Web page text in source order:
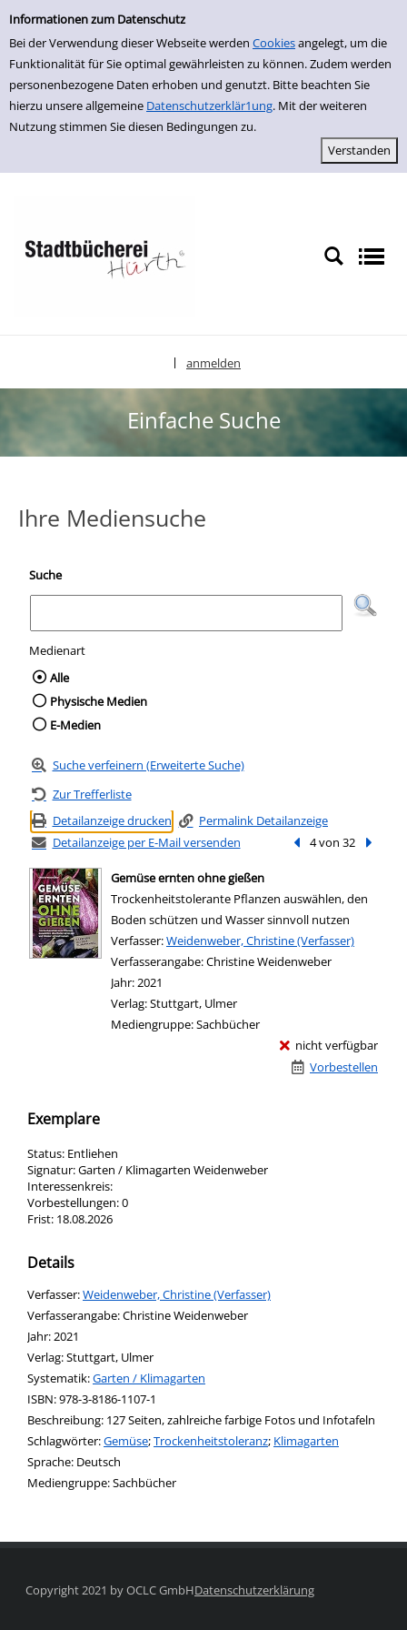
Einfache Suche
Informationen zum Datenschutz
Bei der Verwendung dieser Webseite werden Cookiesangelegt, um die
Funktionalität für Sie optimal gewährleisten zu können. Zudem werden
personenbezogene Daten erhoben und genutzt. Bitte beachten Sie
hierzu unsere allgemeine Datenschutzerklär1ung. Mit der weiteren
Nutzung stimmen Sie diesen Bedingungen zu.
zur Navigation springen
zum Inhalt springen
Zur Detailanzeige springen
anmelden
Einfache Suche
Ihre Mediensuche
Suche
Medienart
Wählen Sie die Medienart nach der Sie
Alle
Physische Medien
E-Medien
Suche verfeinern (Erweiterte Suche)
Zur Trefferliste
Detailanzeige drucken
Permalink Detailanzeige
Detailanzeige per E-Mail versenden
Vorheriger Treffer
4 von 32
Gemüse ernten ohne gießen
Trockenheitstolerante Pflanzen auswählen, den
Boden schützen und Wasser sinnvoll nutzen
Verfasser:Suche nach diesem Verfasser
Weidenweber, Christine (Verfasser)
Verfasserangabe:Christine Weidenweber
Jahr:2021
Verlag:Stuttgart, Ulmer
Mediengruppe:Sachbücher
nicht verfügbar
Vorbestellen
Exemplare
Status: Entliehen
Signatur:Garten / Klimagarten Weidenweber
Interessenkreis:
Vorbestellungen:0
Frist: 18.08.2026
Details
Verfasser:Suche nach diesem Verfasser
Weidenweber, Christine (Verfasser)
Verfasserangabe:Christine Weidenweber
Jahr:2021
Verlag:Stuttgart, Ulmer
opens in new tab
Diesen Link in neuem Tab öffnen
Systematik:Suche nach dieser Systematik
Garten / Klimagarten
Suche nach diesem Interessenskreis
ISBN:978-3-8186-1107-1
Beschreibung: 127 Seiten, zahlreiche farbige Fotos und Infotafeln
Schlagwörter:Gemüse;Trockenheitstoleranz; Klimagarten
Suche nach dieser Beteiligten Person
Sprache: Deutsch
Mediengruppe:Sachbücher
Copyright 2021 by OCLC GmbHDatenschutzerklärung